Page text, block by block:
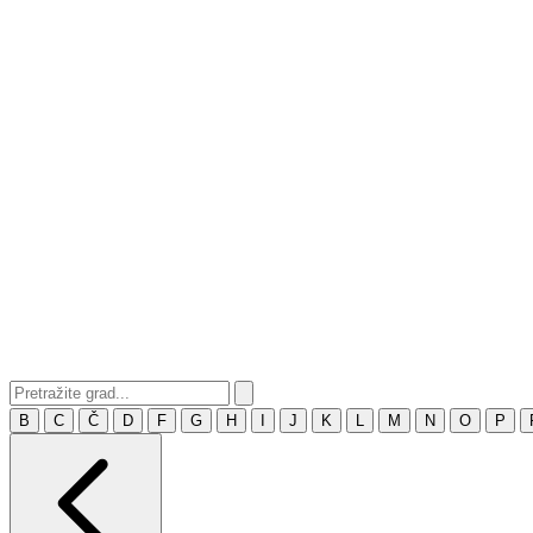
B C Č D F G H J K M N O P